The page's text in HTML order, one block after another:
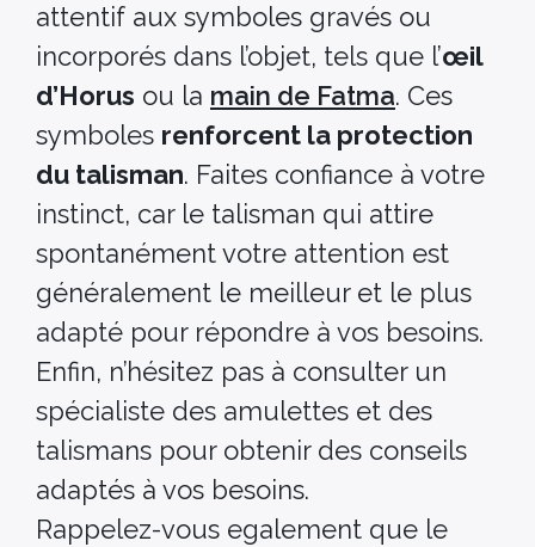
attentif aux symboles gravés ou
incorporés dans l’objet, tels que l’œil
d’Horus ou la main de Fatma. Ces
symboles renforcent la protection
du talisman. Faites confiance à votre
instinct, car le talisman qui attire
spontanément votre attention est
généralement le meilleur et le plus
adapté pour répondre à vos besoins.
Enfin, n’hésitez pas à consulter un
spécialiste des amulettes et des
talismans pour obtenir des conseils
adaptés à vos besoins.
Rappelez-vous egalement que le